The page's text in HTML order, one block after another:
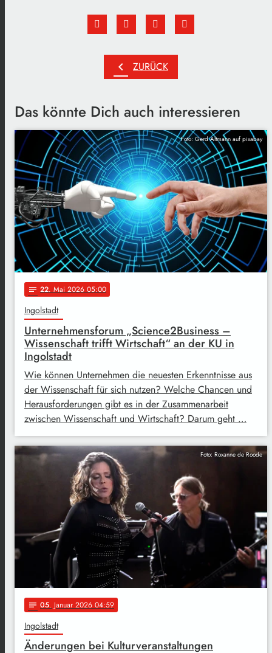
chevron_left ZURÜCK
Das könnte Dich auch interessieren
Foto: Gerd Altmann auf pixabay
notes 22. Mai 2026 05:00
Ingolstadt
Unternehmensforum „Science2Business –
Wissenschaft trifft Wirtschaft“ an der KU in
Ingolstadt
Wie können Unternehmen die neuesten Erkenntnisse aus
der Wissenschaft für sich nutzen? Welche Chancen und
Herausforderungen gibt es in der Zusammenarbeit
zwischen Wissenschaft und Wirtschaft? Darum geht …
Foto: Roxanne de Roode
notes 05. Januar 2026 04:59
Ingolstadt
Änderungen bei Kulturveranstaltungen